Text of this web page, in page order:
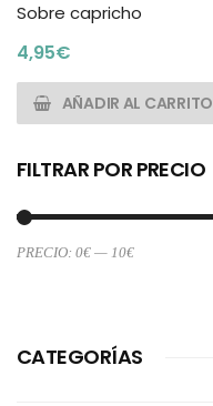
Sobre capricho
4,95€
AÑADIR AL CARRITO
FILTRAR POR PRECIO
PRECIO: 0€ — 10€
CATEGORÍAS